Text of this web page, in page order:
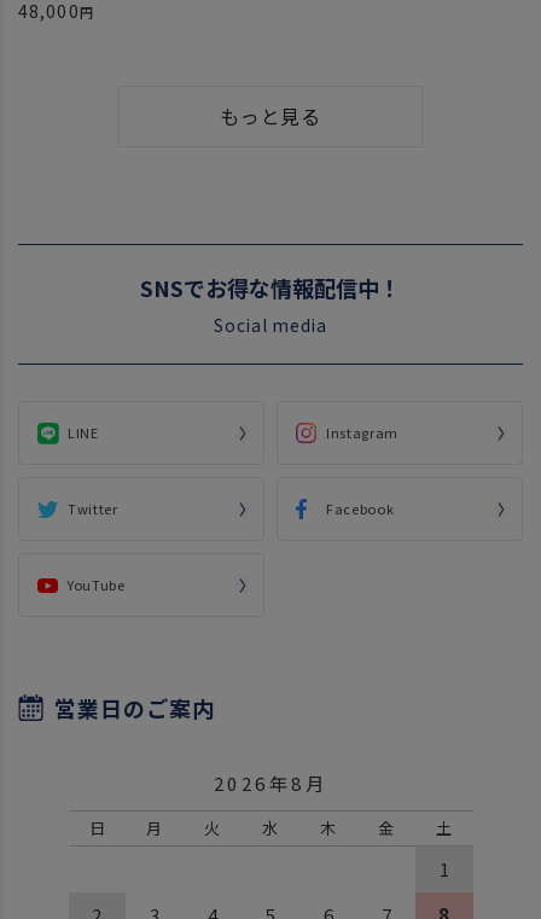
48,000
もっと見る
SNSでお得な情報配信中！
Social media
LINE Instagram
Twitter Facebook
YouTube
営業日のご案内
2026年8月
日 月 火 水 木 金 土
1